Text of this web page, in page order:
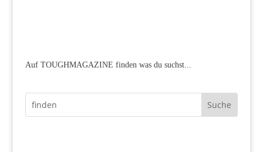
Auf TOUGHMAGAZINE finden was du suchst...